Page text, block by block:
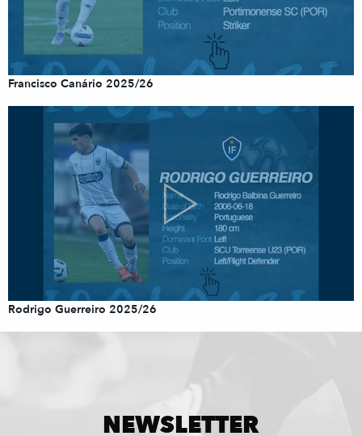
Francisco Canário 2025/26
Rodrigo Guerreiro 2025/26
NEWSLETTER